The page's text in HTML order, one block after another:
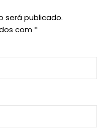
será publicado.
com *